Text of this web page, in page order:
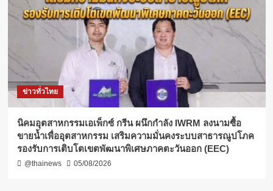
ข่าวทั่วไทย
​นิคมอุตสาหกรรมเอเพ็กซ์ กรีน ผนึกกำลัง IWRM ลงนามซื้อ
ขายน้ำเพื่ออุตสาหกรรม เสริมความมั่นคงระบบสาธารณูปโภค
รองรับการเติบโตเขตพัฒนาพิเศษภาคตะวันออก (EEC)
@thainews 05/08/2026